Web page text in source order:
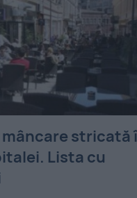
stricată
Lista cu